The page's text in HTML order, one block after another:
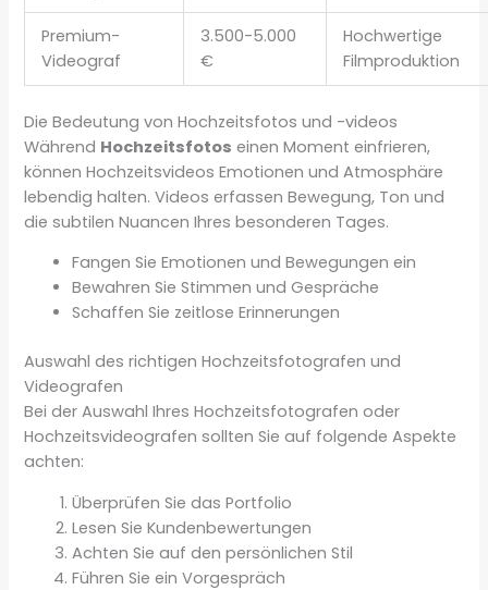
Premium-
Videograf
3.500-5.000
€
Hochwertige
Filmproduktion
Die Bedeutung von Hochzeitsfotos und -videos
Während Hochzeitsfotos einen Moment einfrieren,
können Hochzeitsvideos Emotionen und Atmosphäre
lebendig halten. Videos erfassen Bewegung, Ton und
die subtilen Nuancen Ihres besonderen Tages.
Fangen Sie Emotionen und Bewegungen ein
Bewahren Sie Stimmen und Gespräche
Schaffen Sie zeitlose Erinnerungen
Auswahl des richtigen Hochzeitsfotografen und
Videografen
Bei der Auswahl Ihres Hochzeitsfotografen oder
Hochzeitsvideografen sollten Sie auf folgende Aspekte
achten:
Überprüfen Sie das Portfolio
Lesen Sie Kundenbewertungen
Achten Sie auf den persönlichen Stil
Führen Sie ein Vorgespräch